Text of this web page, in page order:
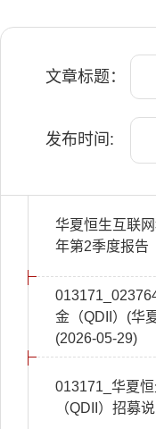
文章标题：
发布时间:
华夏恒生互联
年第2季度报告
金（QDII）(华
(2026-05-29)
013171_华夏
（QDII）招募